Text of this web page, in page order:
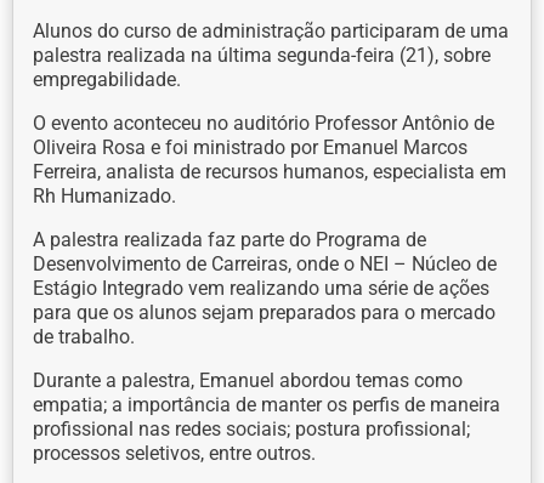
Alunos do curso de administração participaram de uma
palestra realizada na última segunda-feira (21), sobre
empregabilidade.
O evento aconteceu no auditório Professor Antônio de
Oliveira Rosa e foi ministrado por Emanuel Marcos
Ferreira, analista de recursos humanos, especialista em
Rh Humanizado.
A palestra realizada faz parte do Programa de
Desenvolvimento de Carreiras, onde o NEI – Núcleo de
Estágio Integrado vem realizando uma série de ações
para que os alunos sejam preparados para o mercado
de trabalho.
Durante a palestra, Emanuel abordou temas como
empatia; a importância de manter os perfis de maneira
profissional nas redes sociais; postura profissional;
processos seletivos, entre outros.